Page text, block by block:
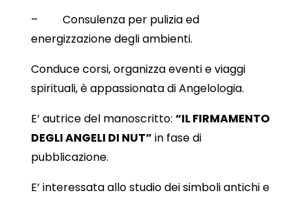
– Consulenza per pulizia ed
energizzazione degli ambienti.
Conduce corsi, organizza eventi e viaggi
spirituali, è appassionata di Angelologia.
E’ autrice del manoscritto: “IL FIRMAMENTO
DEGLI ANGELI DI NUT” in fase di
pubblicazione.
E’ interessata allo studio dei simboli antichi e